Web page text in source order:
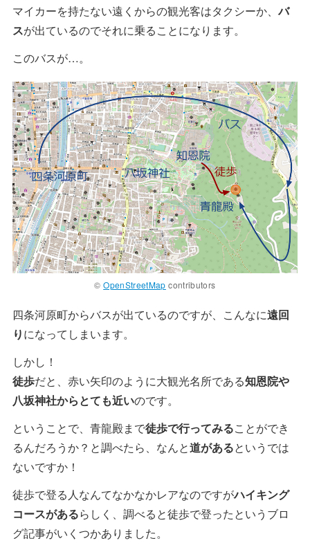
マイカーを持たない遠くからの観光客はタクシーか、バ
スが出ているのでそれに乗ることになります。
このバスが…。
©OpenStreetMap contributors
四条河原町からバスが出ているのですが、こんなに遠回
りになってしまいます。
しかし！
徒歩だと、赤い矢印のように大観光名所である知恩院や
八坂神社からとても近いのです。
ということで、青龍殿まで徒歩で行ってみることができ
るんだろうか？と調べたら、なんと道があるというでは
ないですか！
徒歩で登る人なんてなかなかレアなのですがハイキング
コースがあるらしく、調べると徒歩で登ったというブロ
グ記事がいくつかありました。